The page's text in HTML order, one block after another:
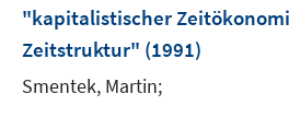
"kapitalistischer
Zeitstruktur" (1991)
Smentek, Martin;